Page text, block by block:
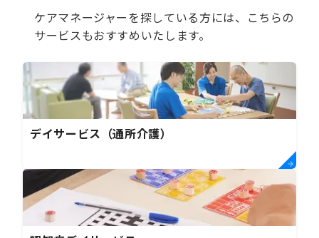
ケアマネージャーを探している方には、こちらの
サービスもおすすめいたします。
デイサービス（通所介護）